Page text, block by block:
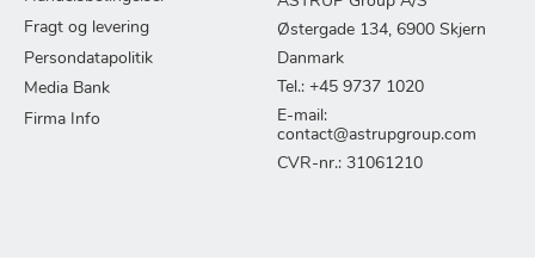
Fragt og levering
Persondatapolitik
Media Bank
Firma Info
Østergade 134, 6900 Skjern
Danmark
Tel.: +45 9737 1020
E-mail:
contact@astrupgroup.com
CVR-nr.: 31061210